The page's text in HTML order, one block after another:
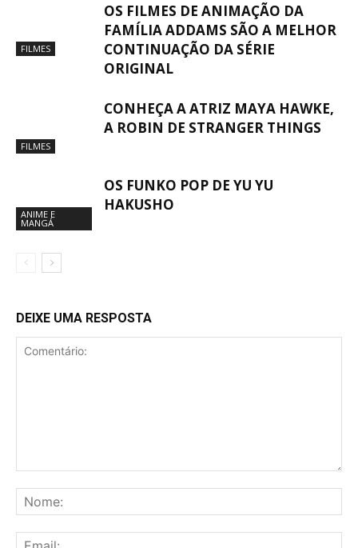
FILMES
OS FILMES DE ANIMAÇÃO DA
FAMÍLIA ADDAMS SÃO A MELHOR
CONTINUAÇÃO DA SÉRIE
ORIGINAL
FILMES
CONHEÇA A ATRIZ MAYA HAWKE,
A ROBIN DE STRANGER THINGS
ANIME E
MANGÁ
OS FUNKO POP DE YU YU
HAKUSHO
DEIXE UMA RESPOSTA